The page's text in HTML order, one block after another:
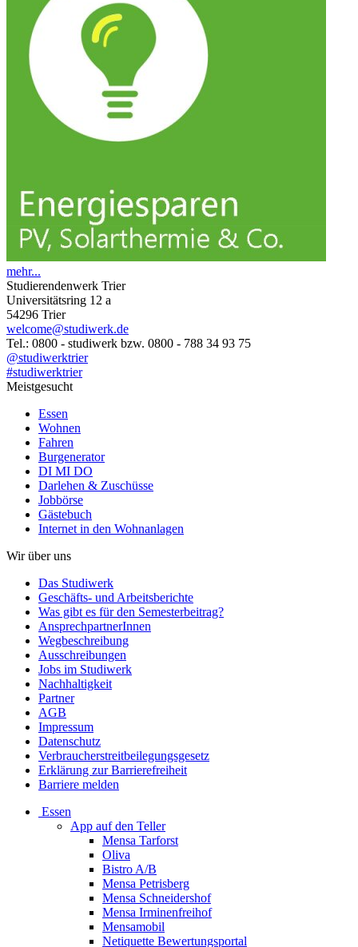
mehr...
Studierendenwerk Trier
Universitätsring 12 a
54296 Trier
welcome@studiwerk.de
Tel.: 0800 - studiwerk bzw. 0800 - 788 34 93 75
@studiwerktrier
#studiwerktrier
Meistgesucht
Essen
Wohnen
Fahren
Burgenerator
DI MI DO
Darlehen & Zuschüsse
Jobbörse
Gästebuch
Internet in den Wohnanlagen
Wir über uns
Das Studiwerk
Geschäfts- und Arbeitsberichte
Was gibt es für den Semesterbeitrag?
AnsprechpartnerInnen
Wegbeschreibung
Ausschreibungen
Jobs im Studiwerk
Nachhaltigkeit
Partner
AGB
Impressum
Datenschutz
Verbraucherstreitbeilegungsgesetz
Erklärung zur Barrierefreiheit
Barriere melden
Essen
App auf den Teller
Mensa Tarforst
Oliva
Bistro A/B
Mensa Petrisberg
Mensa Schneidershof
Mensa Irminenfreihof
Mensamobil
Netiquette Bewertungsportal